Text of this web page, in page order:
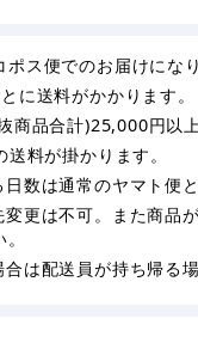
ス便でのお届けになり
に送料がかかります。
商品合計)25,000円以
料が掛かります。
数は通常のヤマト便と
更は不可。また商品
は配送員が持ち帰る場